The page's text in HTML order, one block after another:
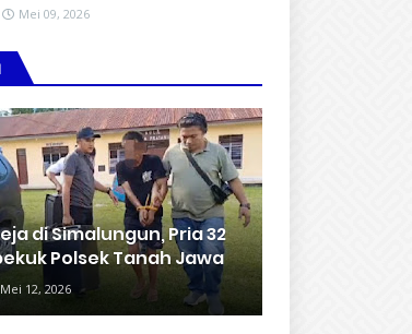
Mei 09, 2026
di Simalungun, Pria 32
Polsek Tanah Jawa
Mei 12, 2026